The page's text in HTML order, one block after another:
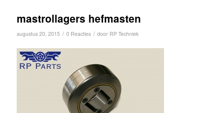
mastrollagers hefmasten
augustus 20, 2015 / 0 Reacties / door RP Techniek